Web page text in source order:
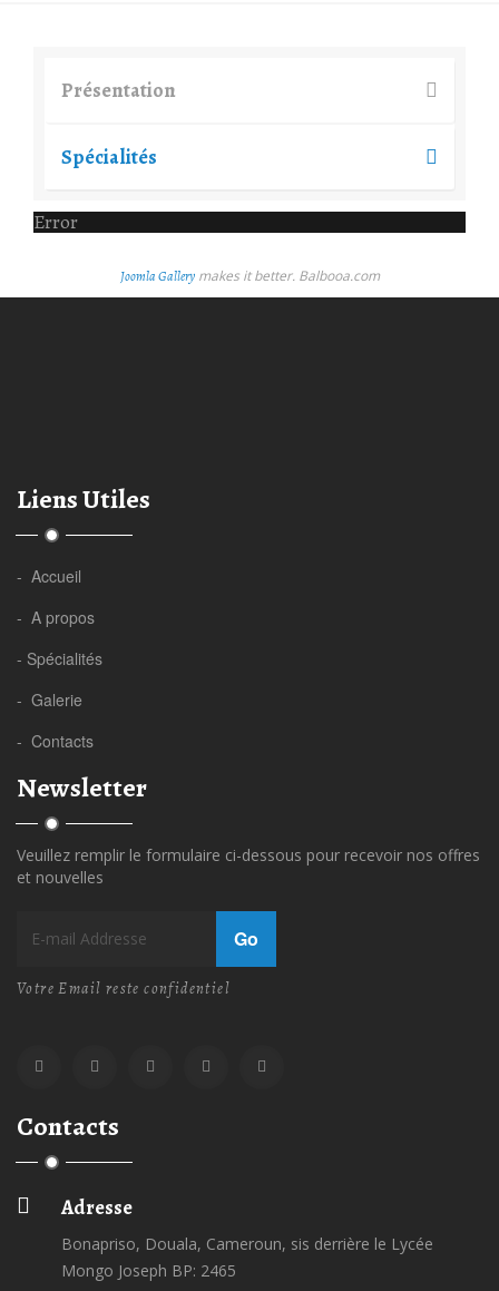
Présentation
Spécialités
Error
Joomla Gallerymakes it better. Balbooa.com
Liens Utiles
- Accueil
- A propos
- Spécialités
- Galerie
- Contacts
Newsletter
Veuillez remplir le formulaire ci-dessous pour recevoir nos offres
et nouvelles
Go
Votre Email reste confidentiel
Contacts
Adresse
Bonapriso, Douala, Cameroun, sis derrière le Lycée
Mongo Joseph BP: 2465